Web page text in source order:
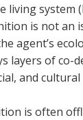
living system
is not an
agent’s
layers of co-
and
is often